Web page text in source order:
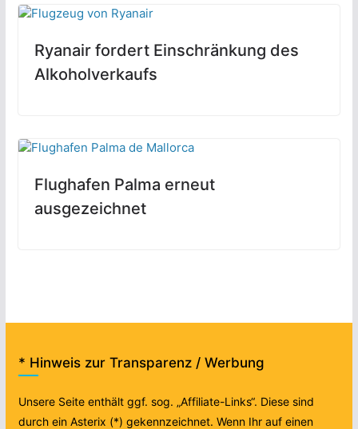
Ryanair fordert Einschränkung des
Alkoholverkaufs
Flughafen Palma erneut
ausgezeichnet
* Hinweis zur Transparenz / Werbung
Unsere Seite enthält ggf. sog. „Affiliate-Links“. Diese sind
durch ein Asterix (*) gekennzeichnet. Wenn Ihr auf einen